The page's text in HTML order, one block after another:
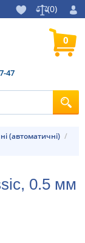
(0)
47
0
(автоматичні)